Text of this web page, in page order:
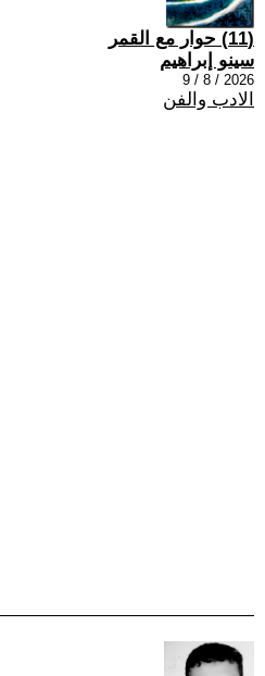
(11) حوار مع القمر
سينو إبراهيم
2026 / 8 / 9
الادب والفن